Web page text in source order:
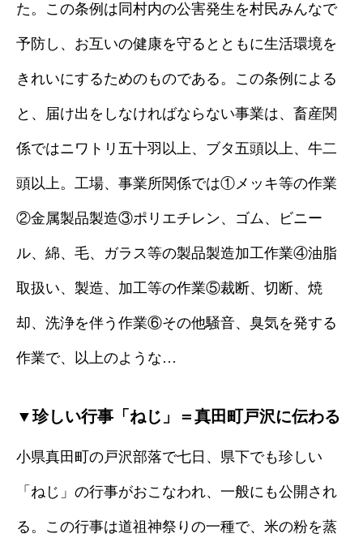
た。この条例は同村内の公害発生を村民みんなで
予防し、お互いの健康を守るとともに生活環境を
きれいにするためのものである。この条例による
と、届け出をしなければならない事業は、畜産関
係ではニワトリ五十羽以上、ブタ五頭以上、牛二
頭以上。工場、事業所関係では①メッキ等の作業
②金属製品製造③ポリエチレン、ゴム、ビニー
ル、綿、毛、ガラス等の製品製造加工作業④油脂
取扱い、製造、加工等の作業⑤裁断、切断、焼
却、洗浄を伴う作業⑥その他騒音、臭気を発する
作業で、以上のような…
▼珍しい行事「ねじ」＝真田町戸沢に伝わる
小県真田町の戸沢部落で七日、県下でも珍しい
「ねじ」の行事がおこなわれ、一般にも公開され
る。この行事は道祖神祭りの一種で、米の粉を蒸